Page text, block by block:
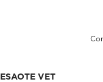
ESAOTE VET